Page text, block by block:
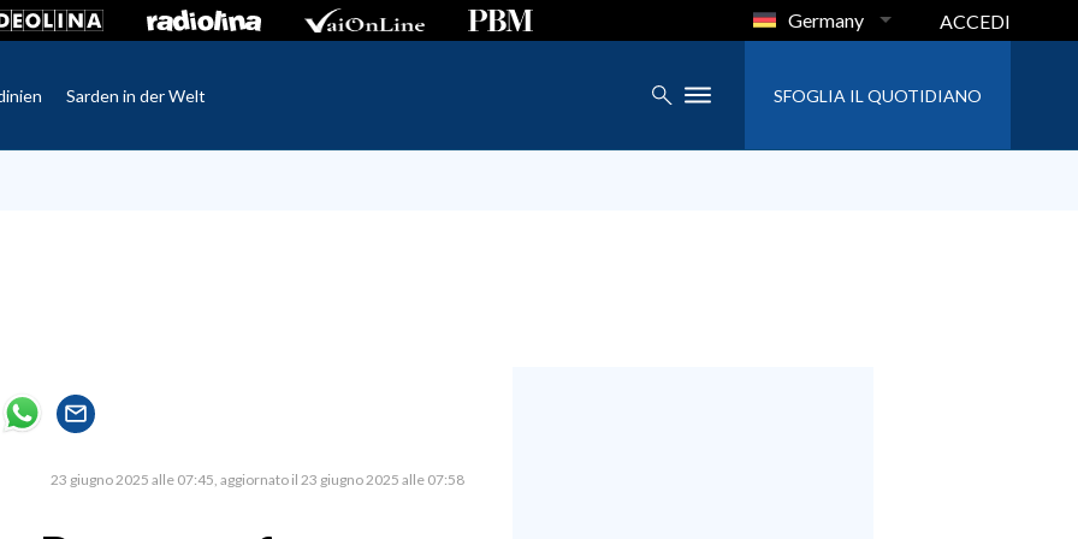
Germany ACCEDI
Sarden in der Welt SFOGLIA IL QUOTIDIANO
23 giugno 2025 alle 07:45 aggiornato il 23 giugno 2025 alle 07:58